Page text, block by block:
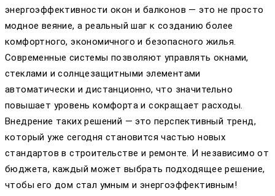
энергоэффективности окон и балконов — это не просто
модное веяние, а реальный шаг к созданию более
комфортного, экономичного и безопасного жилья.
Современные системы позволяют управлять окнами,
стеклами и солнцезащитными элементами
автоматически и дистанционно, что значительно
повышает уровень комфорта и сокращает расходы.
Внедрение таких решений — это перспективный тренд,
который уже сегодня становится частью новых
стандартов в строительстве и ремонте. И независимо от
бюджета, каждый может выбрать подходящее решение,
чтобы его дом стал умным и энергоэффективным!